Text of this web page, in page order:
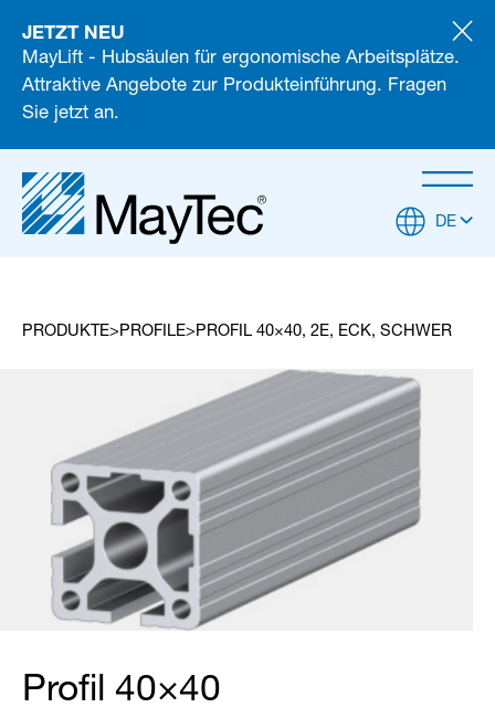
JETZT NEU
MayLift - Hubsäulen für ergonomische Arbeitsplätze.
Attraktive Angebote zur Produkteinführung. Fragen
Sie jetzt an.
DE
PRODUKTE PROFILE PROFIL 40×40, 2E, ECK, SCHWER
Profil 40×40